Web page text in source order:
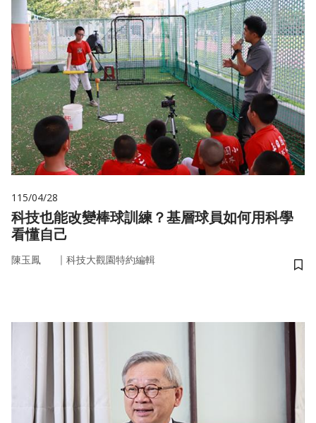
115/04/28
科技也能改變棒球訓練？基層球員如何用科學
看懂自己
陳玉鳳 ｜ 科技大觀園特約編輯
儲